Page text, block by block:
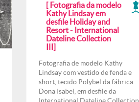
[ Fotografia da modelo
Kathy Lindsay em
desfile Holiday and
Resort - International
Dateline Collection
III]
Fotografia de modelo Kathy
Lindsay com vestido de fenda e
short, tecido Polybel da fábrica
Dona Isabel, em desfile da